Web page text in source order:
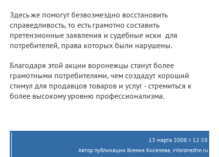
Здесь же помогут безвозмездно восстановить
справедливость, то есть грамотно составить
претензионные заявления и судебные иски для
потребителей, права которых были нарушены.
Благодаря этой акции воронежцы станут более
грамотными потребителями, чем создадут хороший
стимул для продавцов товаров и услуг - стремиться к
более высокому уровню профессионализма.
13 марта 2008 г. 12:58
Автор публикации Ксения Киселева, vVoronezhe.ru